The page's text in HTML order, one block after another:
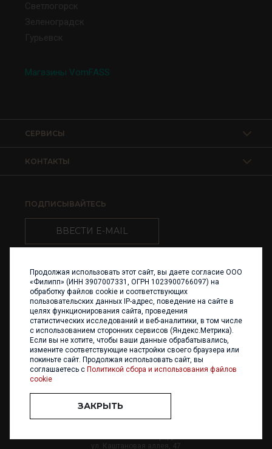
Светлогорск
Зеленоградск
Гурьевск
Магазины VomFASS
КОНТАКТЫ
СЕРВИСЫ
ПОДПИСЫВАЙТЕСЬ
ВВЕСТИ E-MAIL
+7 (4012) 960 898
ул. Каштановая аллея, 47
Продолжая использовать этот сайт, вы даете согласие ООО
«Филипп» (ИНН 3907007331, ОГРН 1023900766097) на
обработку файлов cookie и соответствующих
пользовательских данных IP-адрес, поведение на сайте в
целях функционирования сайта, проведения
статистических исследований и веб-аналитики, в том числе
с использованием сторонних сервисов (Яндекс.Метрика).
Если вы не хотите, чтобы ваши данные обрабатывались,
измените соответствующие настройки своего браузера или
покиньте сайт. Продолжая использовать сайт, вы
соглашаетесь с Политикой сбора и использования файлов
cookie
ЗАКРЫТЬ